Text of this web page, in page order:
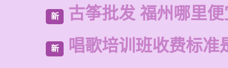
新 古筝批发 福州哪里
新 唱歌培训班收费标准